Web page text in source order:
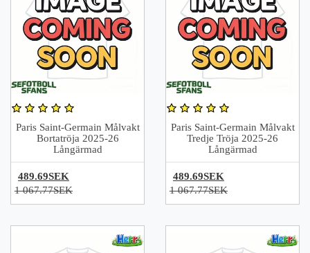
Paris Saint-Germain Målvakt
Bortatröja 2025-26
Långärmad
489.69SEK
1 067.77SEK
Paris Saint-Germain Målvakt
Tredje Tröja 2025-26
Långärmad
489.69SEK
1 067.77SEK